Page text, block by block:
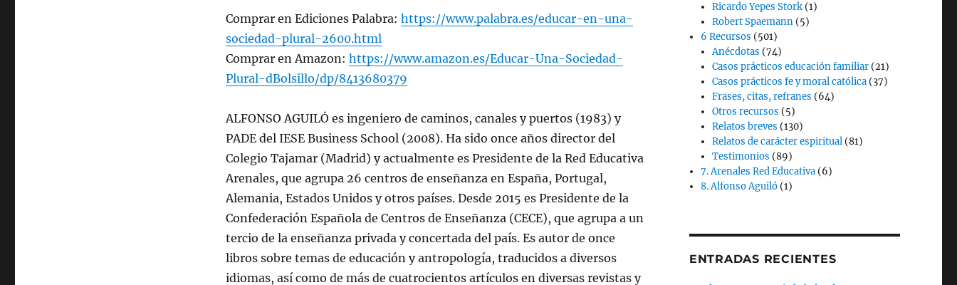
Comprar en Ediciones Palabra: https://www.palabra.es/educar-en-una-
sociedad-plural-2600.html
Comprar en Amazon: https://www.amazon.es/Educar-Una-Sociedad-
Plural-dBolsillo/dp/8413680379
ALFONSO AGUILÓ es ingeniero de caminos, canales y puertos (1983) y
PADE del IESE Business School (2008). Ha sido once años director del
Colegio Tajamar (Madrid) y actualmente es Presidente de la Red Educativa
Arenales, que agrupa 26 centros de enseñanza en España, Portugal,
Alemania, Estados Unidos y otros países. Desde 2015 es Presidente de la
Confederación Española de Centros de Enseñanza (CECE), que agrupa a un
tercio de la enseñanza privada y concertada del país. Es autor de once
libros sobre temas de educación y antropología, traducidos a diversos
idiomas, así como de más de cuatrocientos artículos en diversas revistas y
Ricardo Yepes Stork (1)
Robert Spaemann (5)
6 Recursos (501)
Anécdotas (74)
Casos prácticos educación familiar (21)
Casos prácticos fe y moral católica (37)
Frases, citas, refranes (64)
Otros recursos (5)
Relatos breves (130)
Relatos de carácter espiritual (81)
Testimonios (89)
7. Arenales Red Educativa (6)
8. Alfonso Aguiló (1)
ENTRADAS RECIENTES